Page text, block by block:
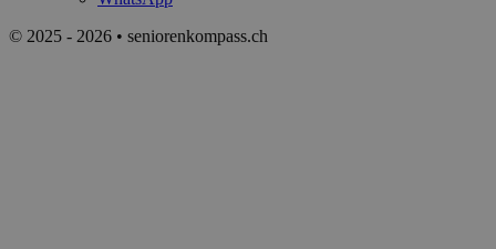
© 2025 - 2026 • seniorenkompass.ch